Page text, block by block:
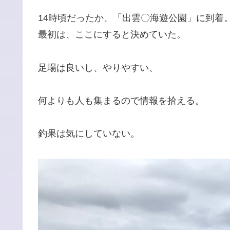
14時頃だったか、「出雲〇海遊公園」に到着
最初は、ここにすると決めていた。
足場は良いし、やりやすい、
何よりも人も集まるので情報を拾える。
釣果は気にしていない。